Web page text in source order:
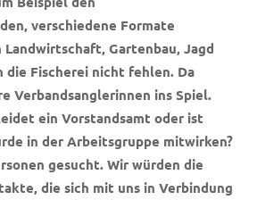
verschiedene Formate
Gartenbau, Jagd
die Fischerei nicht fehlen. Da
Verbandsanglerinnen ins Spiel.
ein Vorstandsamt oder ist
in der Arbeitsgruppe mitwirken?
gesucht. Wir würden die
die sich mit uns in Verbindung